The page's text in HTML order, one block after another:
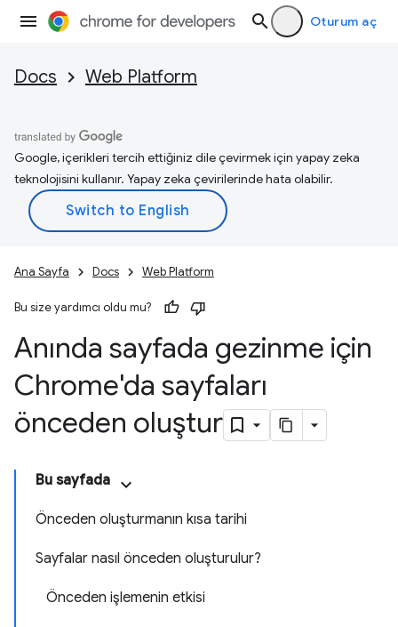
Oturum aç
Docs Web Platform
Google, içerikleri tercih ettiğiniz dile çevirmek için yapay zeka
teknolojisini kullanır. Yapay zeka çevirilerinde hata olabilir.
Ana Sayfa Docs Web Platform
Bu size yardımcı oldu mu?
Anında sayfada gezinme için
Chrome'da sayfaları
önceden oluştur
Bu sayfada
Önceden oluşturmanın kısa tarihi
Sayfalar nasıl önceden oluşturulur?
Önceden işlemenin etkisi